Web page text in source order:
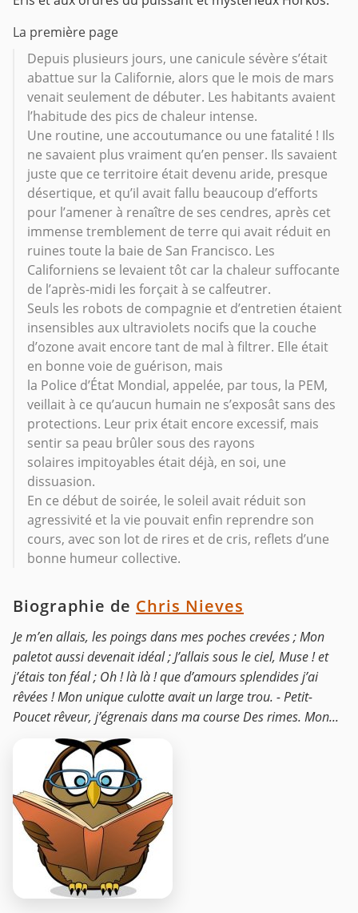
La première page
Depuis plusieurs jours, une canicule sévère s’était
abattue sur la Californie, alors que le mois de mars
venait seulement de débuter. Les habitants avaient
l’habitude des pics de chaleur intense.
Une routine, une accoutumance ou une fatalité ! Ils
ne savaient plus vraiment qu’en penser. Ils savaient
juste que ce territoire était devenu aride, presque
désertique, et qu’il avait fallu beaucoup d’efforts
pour l’amener à renaître de ses cendres, après cet
immense tremblement de terre qui avait réduit en
ruines toute la baie de San Francisco. Les
Californiens se levaient tôt car la chaleur suffocante
de l’après-midi les forçait à se calfeutrer.
Seuls les robots de compagnie et d’entretien étaient
insensibles aux ultraviolets nocifs que la couche
d’ozone avait encore tant de mal à filtrer. Elle était
en bonne voie de guérison, mais
la Police d’État Mondial, appelée, par tous, la PEM,
veillait à ce qu’aucun humain ne s’exposât sans des
protections. Leur prix était encore excessif, mais
sentir sa peau brûler sous des rayons
solaires impitoyables était déjà, en soi, une
dissuasion.
En ce début de soirée, le soleil avait réduit son
agressivité et la vie pouvait enfin reprendre son
cours, avec son lot de rires et de cris, reflets d’une
bonne humeur collective.
Biographie de Chris Nieves
Je m’en allais, les poings dans mes poches crevées ; Mon
paletot aussi devenait idéal ; J’allais sous le ciel, Muse ! et
j’étais ton féal ; Oh ! là là ! que d’amours splendides j’ai
rêvées ! Mon unique culotte avait un large trou. - Petit-
Poucet rêveur, j’égrenais dans ma course Des rimes. Mon...